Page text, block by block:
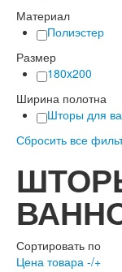
Материал
Полиэстер
Размер
180x200
Ширина полотна
Шторы для
Сбросить все
Сортировать по
Цена товара -/+